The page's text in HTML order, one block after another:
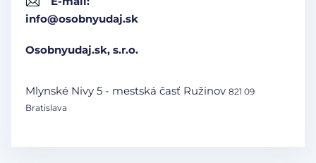
info@osobnyudaj.sk
Osobnyudaj.sk, s.r.o.
Mlynské Nivy 5 - mestská časť Ružinov 821 09
Bratislava